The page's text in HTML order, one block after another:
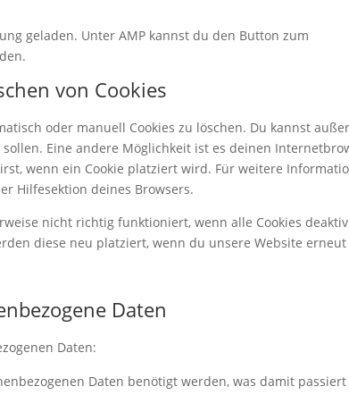
geladen. Unter AMP kannst du den Button zum
von Cookies
oder manuell Cookies zu löschen. Du kannst
Eine andere Möglichkeit ist es deinen
wenn ein Cookie platziert wird. Für weitere
Hilfesektion deines Browsers.
nicht richtig funktioniert, wenn alle Cookies
diese neu platziert, wenn du unsere Website erneut
Daten
Daten:
Daten benötigt werden, was damit